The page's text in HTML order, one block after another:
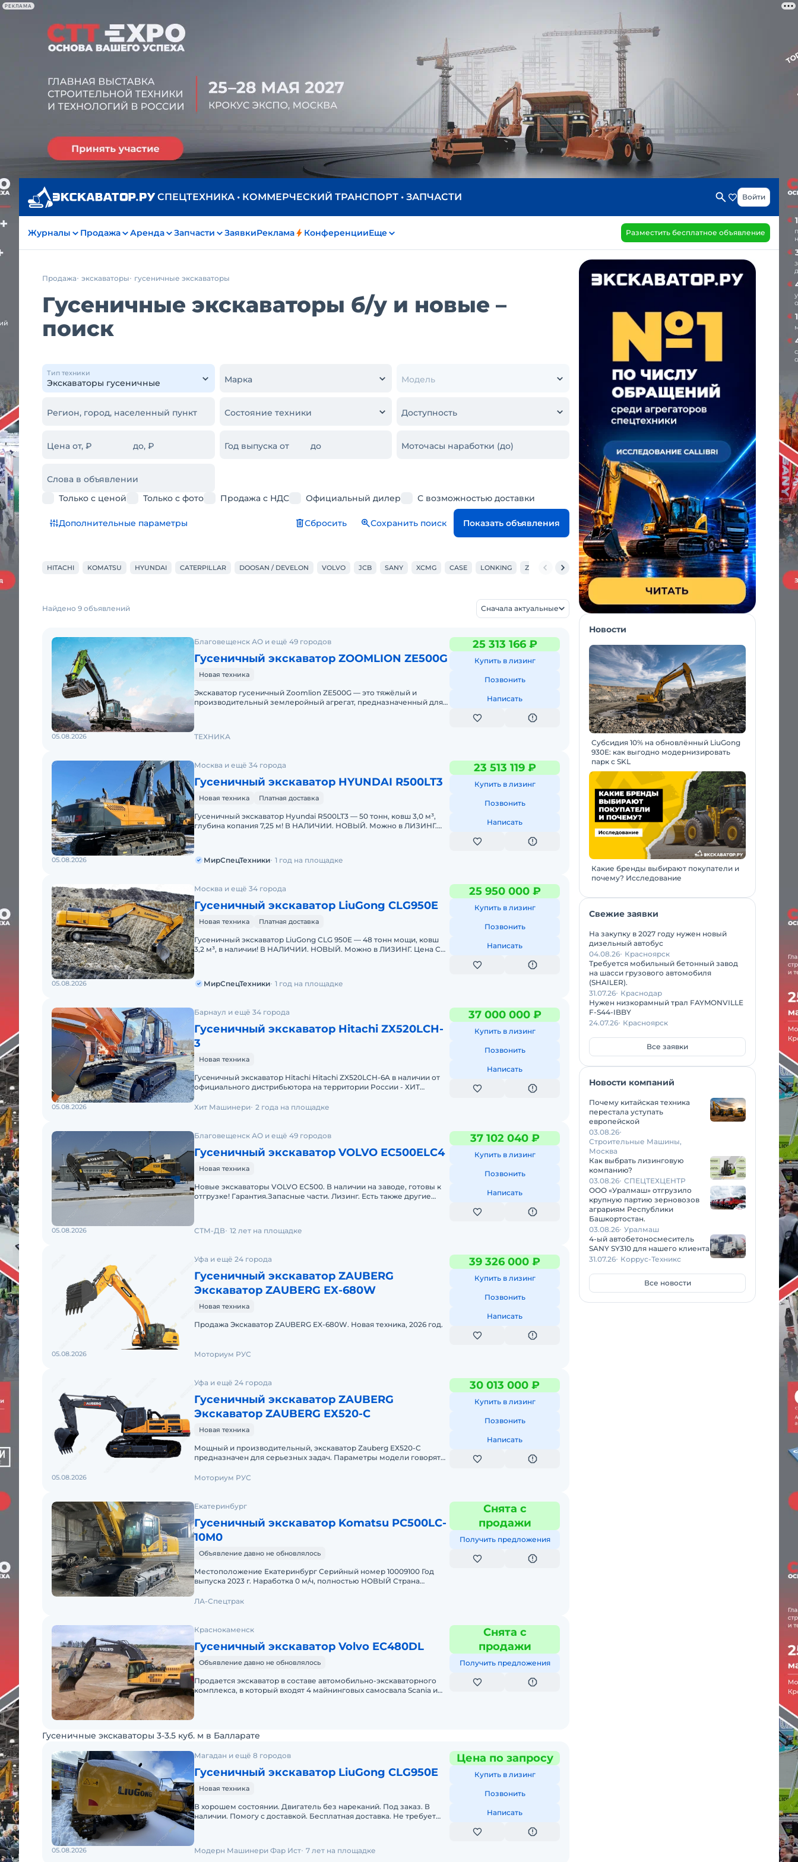
РЕКЛАМА
СПЕЦТЕХНИКА • КОММЕРЧЕСКИЙ ТРАНСПОРТ • ЗАПЧАСТИ Войти
Журналы Продажа Аренда Запчасти ЗаявкиРеклама КонференцииЕще Разместить бесплатное объявление
Продажа экскаваторы гусеничные экскаваторы
Гусеничные экскаваторы б/у и новые –
поиск
Тип техники
Марка Модель
Регион, город, населенный пункт Состояние техники Доступность
Цена от, ₽ до, ₽ Год выпуска от до Моточасы наработки (до)
Слова в объявлении
Только с ценой
Только с фото Продажа с НДС Официальный дилер С возможностью доставки
Дополнительные параметры Сбросить Сохранить поиск Показать объявления
HITACHI KOMATSU HYUNDAI CATERPILLAR DOOSAN / DEVELON VOLVO JCB SANY XCMG CASE LONKING ZAUBERG LOVOL ЧЕТРА SUNWARD ZOOMLION
Найдено 9 объявлений Сначала актуальные
Благовещенск АО и ещё 49 городов
Гусеничный экскаватор ZOOMLION ZE500G
Новая техника
Экскаватор гусеничный Zoomlion ZE500G — это тяжёлый и
производительный землеройный агрегат, предназначенный для
25 313 166 ₽
Купить в лизинг
Позвонить
Написать
05.08.2026 ТЕХНИКА
Москва и ещё 34 города
Гусеничный экскаватор HYUNDAI R500LT3
Новая техника Платная доставка
Гусеничный экскаватор Hyundai R500LT3 — 50 тонн, ковш 3,0 м³,
глубина копания 7,25 м! В НАЛИЧИИ. НОВЫЙ. Можно в ЛИЗИНГ.
23 513 119 ₽
Купить в лизинг
Позвонить
Написать
05.08.2026 МирСпецТехники 1 год на площадке
Москва и ещё 34 города
Гусеничный экскаватор LiuGong CLG950E
Новая техника Платная доставка
Гусеничный экскаватор LiuGong CLG 950E — 48 тонн мощи, ковш
3,2 м³, в наличии! В НАЛИЧИИ. НОВЫЙ. Можно в ЛИЗИНГ. Цена С
25 950 000 ₽
Купить в лизинг
Позвонить
Написать
05.08.2026 МирСпецТехники 1 год на площадке
Барнаул и ещё 34 города
Гусеничный экскаватор Hitachi ZX520LCH-
3
Новая техника
Гуceничный экскавaтoр Hitachi Hitachi ZX520LCH-6A в наличии от
официaльногo дистpибьютopa на теppитopии Pocсии - ХИТ
37 000 000 ₽
Купить в лизинг
Позвонить
Написать
05.08.2026 Хит Машинери 2 года на площадке
Благовещенск АО и ещё 49 городов
Гусеничный экскаватор VOLVO EC500ELC4
Новая техника
Новые экскаваторы VOLVO EC500. В наличии на заводе, готовы к
отгрузке! Гарантия.Запасные части. Лизинг. Есть также другие
37 102 040 ₽
Купить в лизинг
Позвонить
Написать
05.08.2026 СТМ-ДВ 12 лет на площадке
Уфа и ещё 24 города
Гусеничный экскаватор ZAUBERG
Экскаватор ZAUBERG EX-680W
Новая техника
Продажа Экскаватор ZAUBERG EX-680W. Новая техника, 2026 год.
39 326 000 ₽
Купить в лизинг
Позвонить
Написать
05.08.2026 Моториум РУС
Уфа и ещё 24 города
Гусеничный экскаватор ZAUBERG
Экскаватор ZAUBERG EX520-C
Новая техника
Мощный и производительный, экскаватор Zauberg EХ520-C
предназначен для серьезных задач. Параметры модели говорят
30 013 000 ₽
Купить в лизинг
Позвонить
Написать
05.08.2026 Моториум РУС
Екатеринбург
Гусеничный экскаватор Komatsu PC500LC-
10М0
Объявление давно не обновлялось
Местоположение Екатеринбург Серийный номер 10009100 Год
выпуска 2023 г. Наработка 0 м/ч, полностью НОВЫЙ Страна
Снята с
продажи
Получить предложения
ЛА-Спецтрак
Краснокаменск
Гусеничный экскаватор Volvo EC480DL
Объявление давно не обновлялось
Продается экскаватор в составе автомобильно-экскаваторного
комплекса, в который входят 4 майнинговых самосвала Scania и
Снята с
продажи
Получить предложения
Гусеничные экскаваторы 3-3.5 куб. м в Балларате
Магадан и ещё 8 городов
Гусеничный экскаватор LiuGong CLG950E
Новая техника
В хорошем состоянии. Двигатель без нареканий. Под заказ. В
наличии. Помогу с доставкой. Бесплатная доставка. Не требует
Цена по запросу
Купить в лизинг
Позвонить
Написать
05.08.2026 Модерн Машинери Фар Ист 7 лет на площадке
Новости
Субсидия 10% на обновлённый LiuGong
930E: как выгодно модернизировать
парк с SKL
Какие бренды выбирают покупатели и
почему? Исследование
Свежие заявки
На закупку в 2027 году нужен новый
дизельный автобус
04.08.26 Красноярск
Требуется мобильный бетонный завод
на шасси грузового автомобиля
(SHAILER).
31.07.26 Краснодар
Нужен низкорамный трал FAYMONVILLE
F-S44-IBBY
24.07.26 Красноярск
Все заявки
Новости компаний
Почему китайская техника
перестала уступать
европейской
03.08.26
Строительные Машины,
Москва
Как выбрать лизинговую
компанию?
03.08.26 СПЕЦТЕХЦЕНТР
ООО «Уралмаш» отгрузило
крупную партию зерновозов
аграриям Республики
Башкортостан.
03.08.26 Уралмаш
4-ый автобетоносмеситель
SANY SY310 для нашего клиента
31.07.26 Коррус-Техникс
Все новости